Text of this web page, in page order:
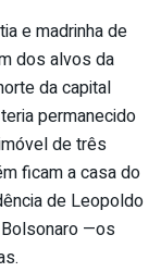
e madrinha de
dos alvos da
da capital
permanecido
de três
ficam a casa do
de Leopoldo
—os